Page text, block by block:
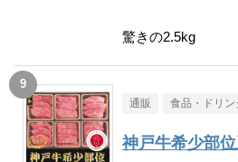
驚きの2.5kg
通販 食品・ドリン
神戸牛希少部